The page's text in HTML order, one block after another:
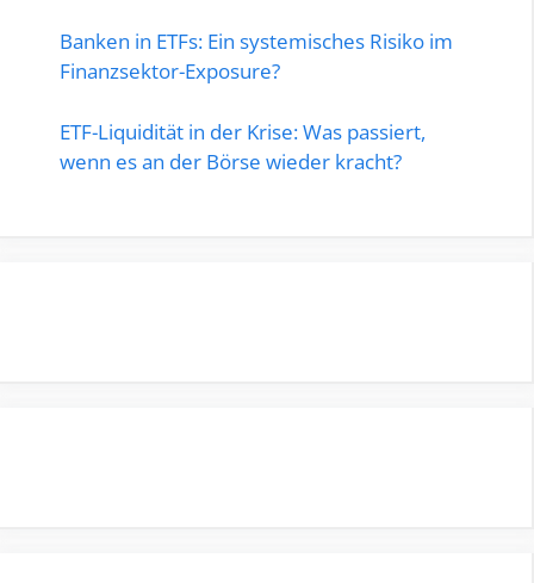
Banken in ETFs: Ein systemisches Risiko im
Finanzsektor-Exposure?
ETF-Liquidität in der Krise: Was passiert,
wenn es an der Börse wieder kracht?